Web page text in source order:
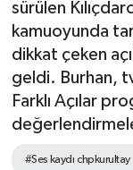
sürülen
kamuoyunda
dikkat çeken
geldi. Burhan,
Farklı Açılar
#Ses kaydı chpkurultay
Yaşam
Son Dakika
Haber